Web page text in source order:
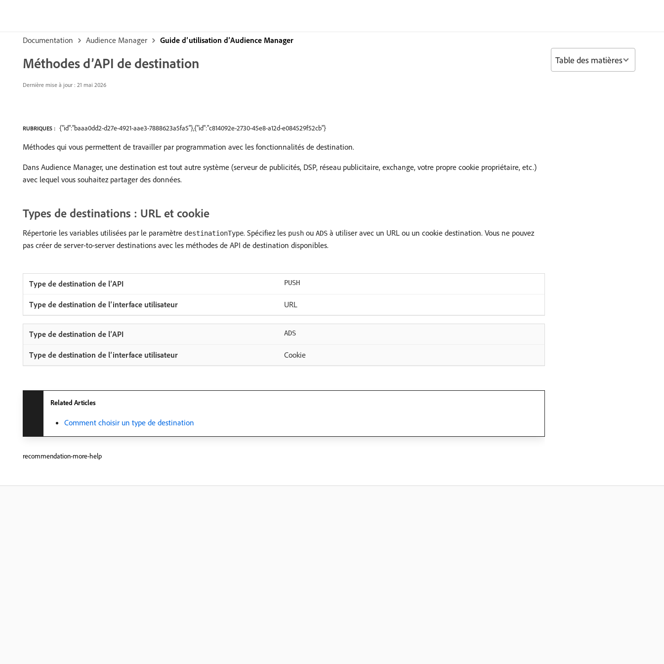
Documentation Audience Manager Guide d’utilisation d’Audience Manager
Méthodes d’API de destination
Dernière mise à jour : 21 mai 2026
RUBRIQUES : {"id":"baaa0dd2-d27e-4921-aae3-7888623a5fa5"},{"id":"c814092e-2730-45e8-a12d-e084529f52cb"}
Méthodes qui vous permettent de travailler par programmation avec les fonctionnalités de destination.
Dans Audience Manager, une destination est tout autre système (serveur de publicités, DSP, réseau publicitaire, exchange, votre propre cookie propriétaire, etc.)
avec lequel vous souhaitez partager des données.
Types de destinations : URL et cookie
Répertorie les variables utilisées par le paramètre destinationType. Spécifiez les push ou ADS à utiliser avec un URL ou un cookie destination. Vous ne pouvez
pas créer de server-to-server destinations avec les méthodes de API de destination disponibles.
PUSH
URL
ADS
Cookie
Related Articles
Comment choisir un type de destination ​
recommendation-more-help
Table des matières